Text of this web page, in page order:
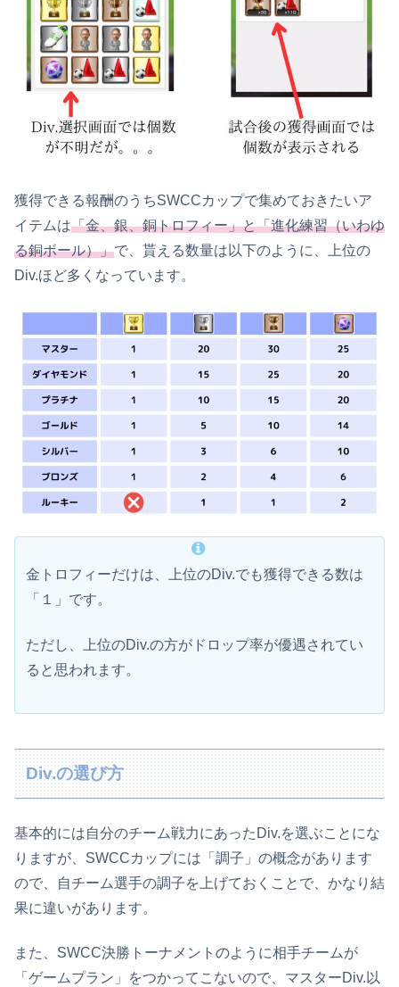
獲得できる報酬のうちSWCCカップで集めておきたいア
イテムは「金、銀、銅トロフィー」と「進化練習（いわゆ
る銅ボール）」で、貰える数量は以下のように、上位の
Div.ほど多くなっています。
金トロフィーだけは、上位のDiv.でも獲得できる数は
「１」です。
ただし、上位のDiv.の方がドロップ率が優遇されてい
ると思われます。
Div.の選び方
基本的には自分のチーム戦力にあったDiv.を選ぶことにな
りますが、SWCCカップには「調子」の概念があります
ので、自チーム選手の調子を上げておくことで、かなり結
果に違いがあります。
また、SWCC決勝トーナメントのように相手チームが
「ゲームプラン」をつかってこないので、マスターDiv.以